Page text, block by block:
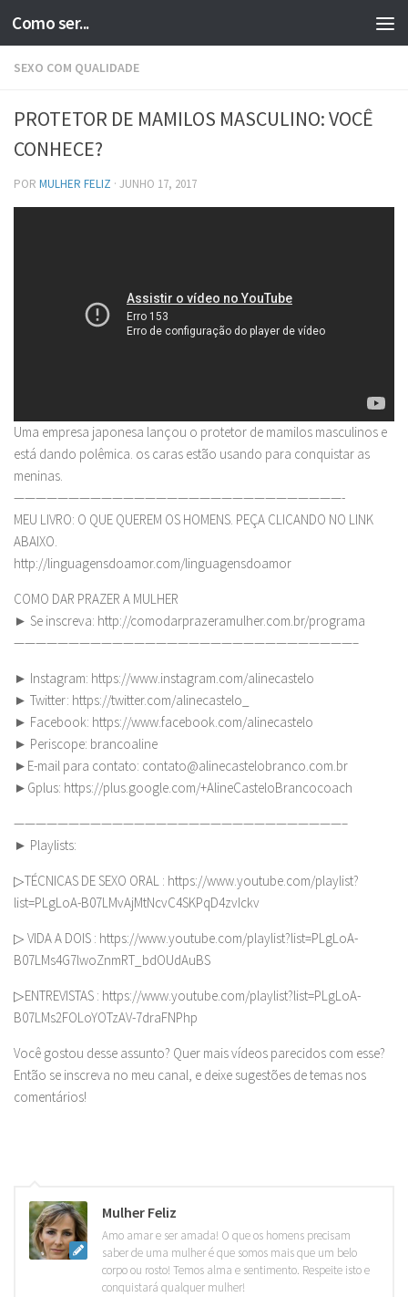
Skip to content
Como ser...
SEXO COM QUALIDADE
PROTETOR DE MAMILOS MASCULINO: VOCÊ
CONHECE?
POR MULHER FELIZ · JUNHO 17, 2017
Uma empresa japonesa lançou o protetor de mamilos masculinos e
está dando polêmica. os caras estão usando para conquistar as
meninas.
——————————————————————————————-
MEU LIVRO: O QUE QUEREM OS HOMENS. PEÇA CLICANDO NO LINK
ABAIXO.
http://linguagensdoamor.com/linguagensdoamor
COMO DAR PRAZER A MULHER
► Se inscreva: http://comodarprazeramulher.com.br/programa
———————————————————————————————–
► Instagram: https://www.instagram.com/alinecastelo
► Twitter: https://twitter.com/alinecastelo_
► Facebook: https://www.facebook.com/alinecastelo
► Periscope: brancoaline
►E-mail para contato: contato@alinecastelobranco.com.br
►Gplus: https://plus.google.com/+AlineCasteloBrancocoach
——————————————————————————————–
► Playlists:
▷TÉCNICAS DE SEXO ORAL : https://www.youtube.com/playlist?
list=PLgLoA-B07LMvAjMtNcvC4SKPqD4zvIckv
▷ VIDA A DOIS : https://www.youtube.com/playlist?list=PLgLoA-
B07LMs4G7lwoZnmRT_bdOUdAuBS
▷ENTREVISTAS : https://www.youtube.com/playlist?list=PLgLoA-
B07LMs2FOLoYOTzAV-7draFNPhp
Você gostou desse assunto? Quer mais vídeos parecidos com esse?
Então se inscreva no meu canal, e deixe sugestões de temas nos
comentários!
Mulher Feliz
Amo amar e ser amada! O que os homens precisam
saber de uma mulher é que somos mais que um belo
corpo ou rosto! Temos alma e sentimento. Respeite isto e
conquistará qualquer mulher!